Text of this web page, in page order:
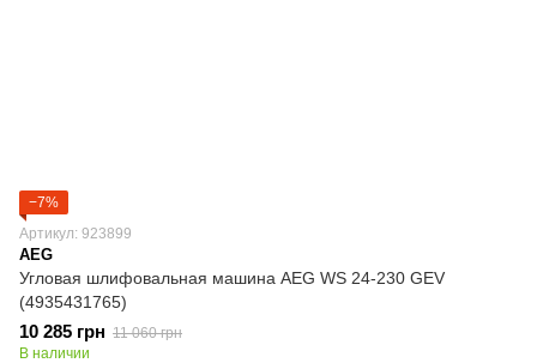
−7%
Артикул: 923899
AEG
Угловая шлифовальная машина AEG WS 24-230 GEV
(4935431765)
10 285 грн 11 060 грн
В наличии